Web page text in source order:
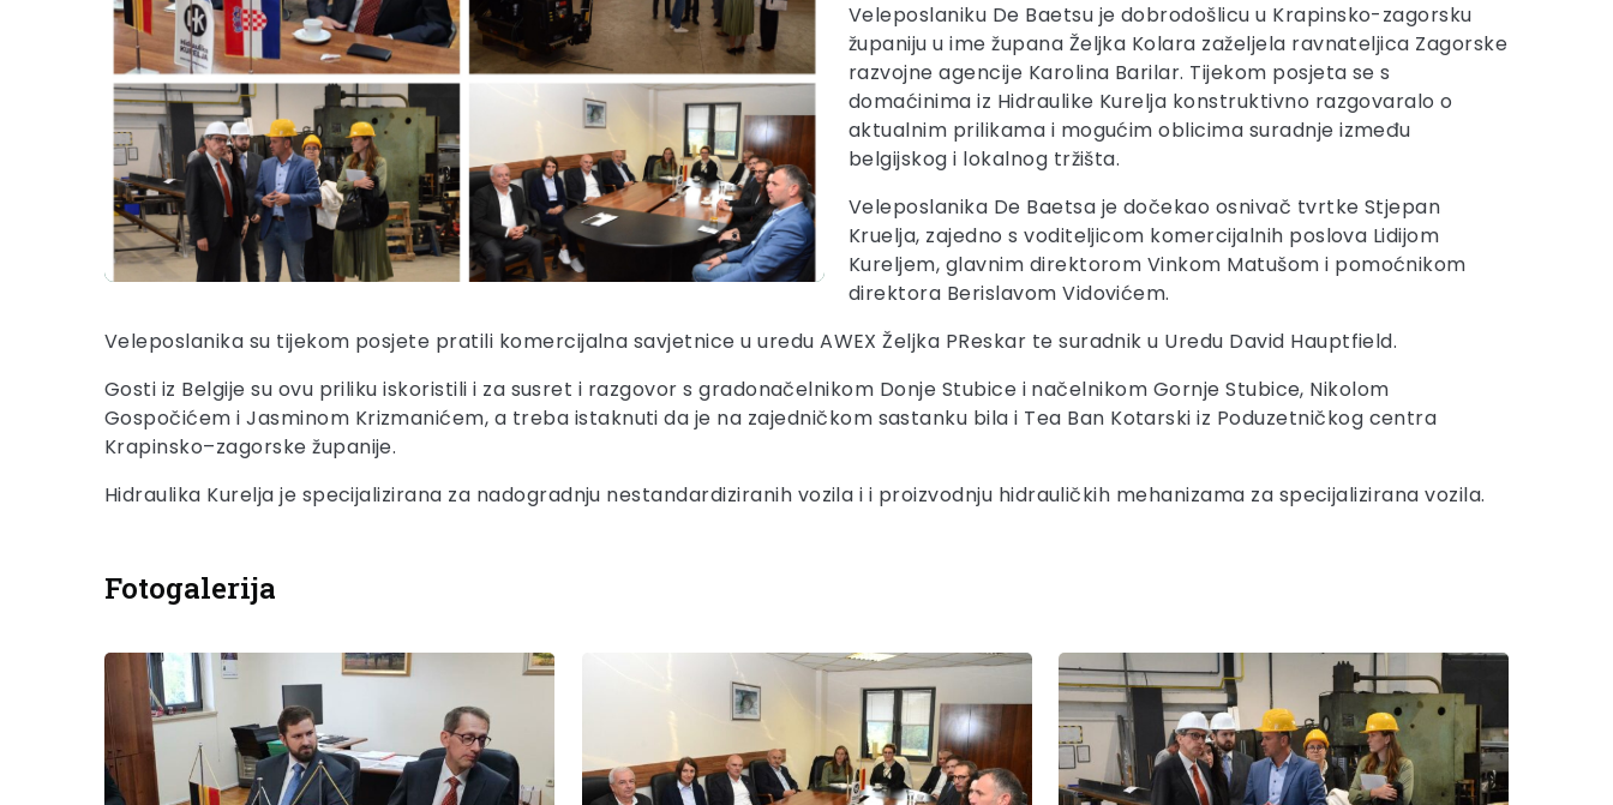
Veleposlaniku De Baetsu je dobrodošlicu u Krapinsko-zagorsku
županiju u ime župana Željka Kolara zaželjela ravnateljica Zagorske
razvojne agencije Karolina Barilar. Tijekom posjeta se s
domaćinima iz Hidraulike Kurelja konstruktivno razgovaralo o
aktualnim prilikama i mogućim oblicima suradnje između
belgijskog i lokalnog tržišta.
Veleposlanika De Baetsa je dočekao osnivač tvrtke Stjepan
Kruelja, zajedno s voditeljicom komercijalnih poslova Lidijom
Kureljem, glavnim direktorom Vinkom Matušom i pomoćnikom
direktora Berislavom Vidovićem.
Veleposlanika su tijekom posjete pratili komercijalna savjetnice u uredu AWEX Željka PReskar te suradnik u Uredu David Hauptfield.
Gosti iz Belgije su ovu priliku iskoristili i za susret i razgovor s gradonačelnikom Donje Stubice i načelnikom Gornje Stubice, Nikolom
Gospočićem i Jasminom Krizmanićem, a treba istaknuti da je na zajedničkom sastanku bila i Tea Ban Kotarski iz Poduzetničkog centra
Krapinsko–zagorske županije.
Hidraulika Kurelja je specijalizirana za nadogradnju nestandardiziranih vozila i i proizvodnju hidrauličkih mehanizama za specijalizirana vozila.
Fotogalerija